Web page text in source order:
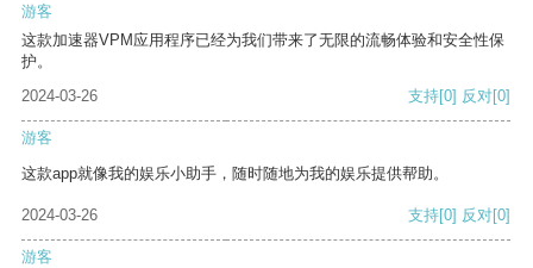
游客
这款加速器VPM应用程序已经为我们带来了无限的流畅体验和安全性保
护。
2024-03-26
支持[0] 反对[0]
游客
这款app就像我的娱乐小助手，随时随地为我的娱乐提供帮助。
2024-03-26 支持[0] 反对[0]
游客